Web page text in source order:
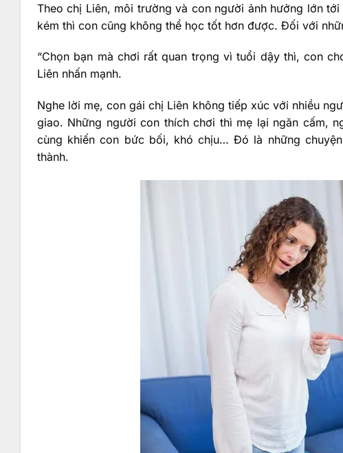
Theo chị Liên, môi trường và con người ảnh hưởng lớn
kém thì con cũng không thể học tốt hơn được. Đối với
“Chọn bạn mà chơi rất quan trọng vì tuổi dậy thì, con
Liên nhấn mạnh.
Nghe lời mẹ, con gái chị Liên không tiếp xúc với nhiều
giao. Những người con thích chơi thì mẹ lại ngăn cấm,
cùng khiến con bức bối, khó chịu… Đó là những
thành.